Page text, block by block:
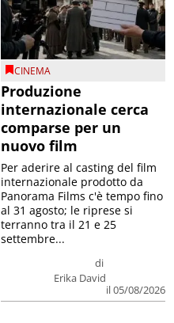
CINEMA
Produzione
internazionale cerca
comparse per un
nuovo film
Erika David
Per aderire al casting del film
internazionale prodotto da
Panorama Films c'è tempo fino
al 31 agosto; le riprese si
terranno tra il 21 e 25
settembre...